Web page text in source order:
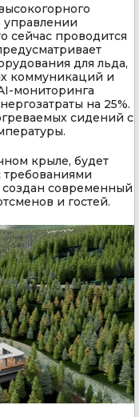
управлении
сейчас проводится
для льда,
коммуникаций и
мониторинга
на 25%.
сидений с
крыле, будет
требованиями
создан современный
и гостей.